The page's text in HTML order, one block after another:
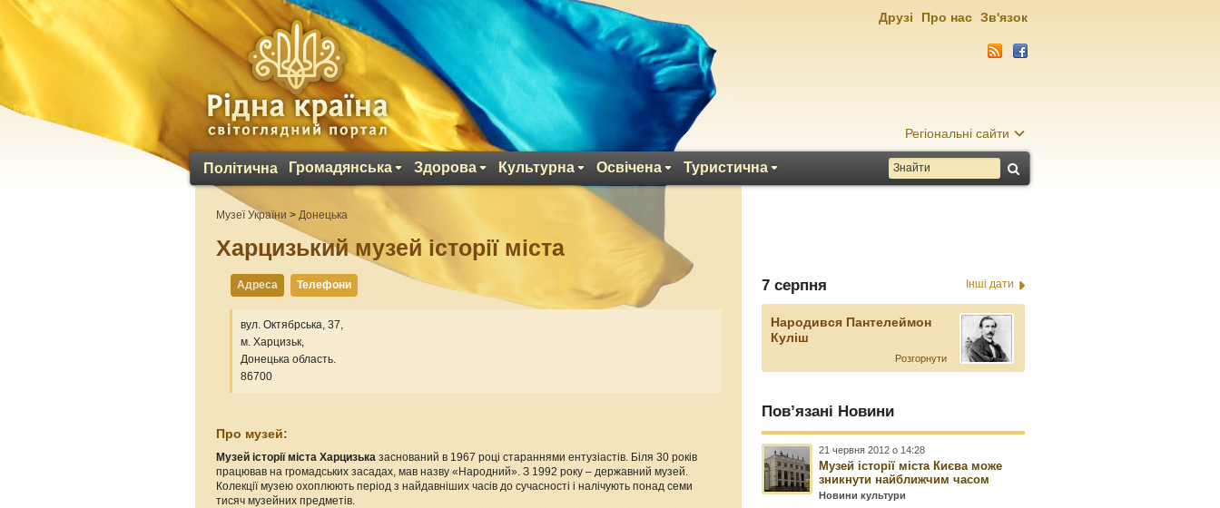
Регіональні сайти
Політична Громадянська Здорова Культурна Освічена Туристична
Друзі Про нас Зв'язок
Музеї України >Донецька
Харцизький музей історії міста
Адреса Телефони
вул. Октябрська, 37,
м. Харцизьк,
Донецька область.
86700
Про музей:
Музей історії міста Харцизька заснований в 1967 році стараннями ентузіастів. Біля 30 років
працював на громадських засадах, мав назву «Народний». З 1992 року – державний музей.
Колекції музею охоплюють період з найдавніших часів до сучасності і налічують понад семи
тисяч музейних предметів.
7 серпня Інші дати
Народився Пантелеймон
Куліш
Розгорнути
Пов’язані Новини
21 червня 2012 о 14:28
Музей історії міста Києва може
зникнути найближчим часом
Новини культури